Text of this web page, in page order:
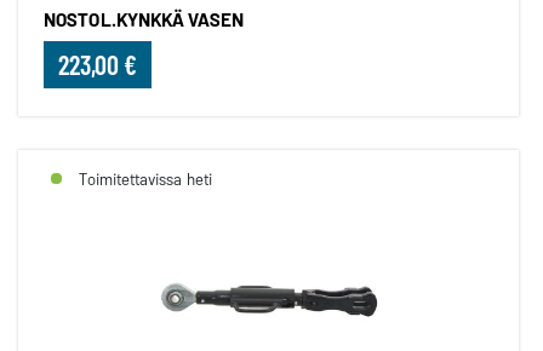
NOSTOL.KYNKKÄ VASEN
223,00 €
Toimitettavissa heti